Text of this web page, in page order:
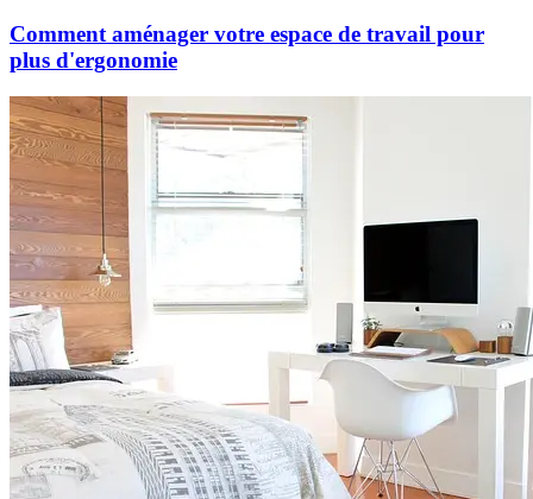
Comment aménager votre espace de travail pour
plus d'ergonomie